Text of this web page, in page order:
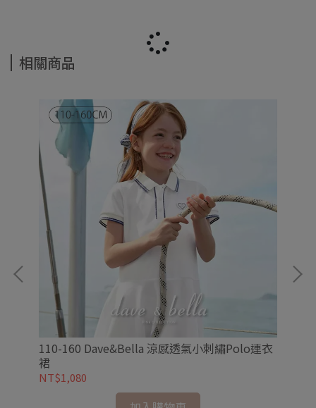
相關商品
110-160 Dave&Bella 涼感透氣小刺繡Polo連衣
裙
NT$1,080